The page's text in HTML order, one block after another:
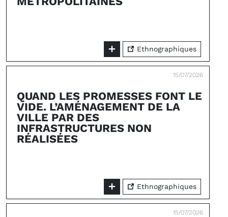
Ethnographiques
15/07/2026
QUAND LES PROMESSES FONT LE
VIDE. L’AMÉNAGEMENT DE LA
VILLE PAR DES
INFRASTRUCTURES NON
RÉALISÉES
Ethnographiques
15/07/2026